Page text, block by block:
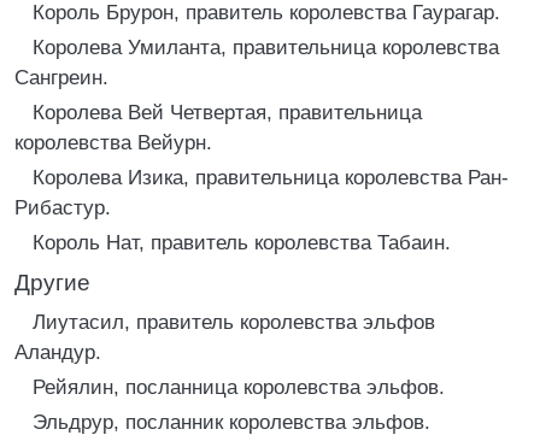
Король Брурон, правитель королевства Гаурагар.
Королева Умиланта, правительница королевства
Сангреин.
Королева Вей Четвертая, правительница
королевства Вейурн.
Королева Изика, правительница королевства Ран-
Рибастур.
Король Нат, правитель королевства Табаин.
Другие
Лиутасил, правитель королевства эльфов
Аландур.
Рейялин, посланница королевства эльфов.
Эльдрур, посланник королевства эльфов.